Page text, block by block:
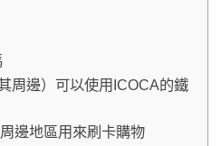
周邊）可以使用ICOCA的鐵
邊地區用來刷卡購物